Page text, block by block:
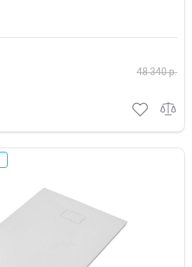
48 340 р.